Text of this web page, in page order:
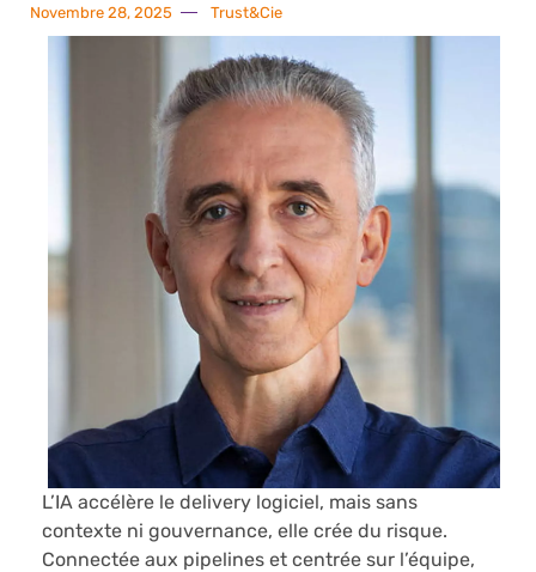
Novembre 28, 2025 Trust&Cie
L’IA accélère le delivery logiciel, mais sans
contexte ni gouvernance, elle crée du risque.
Connectée aux pipelines et centrée sur l’équipe,